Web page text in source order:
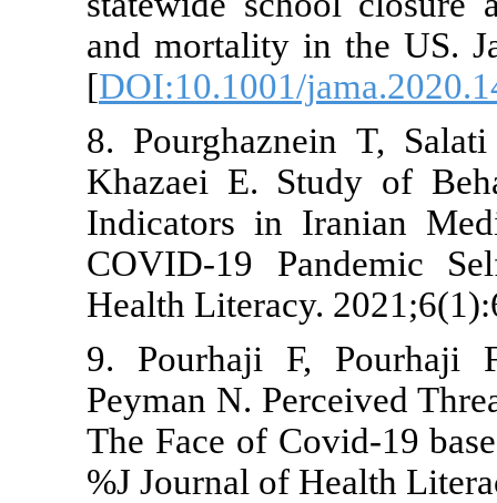
and
[
8.
Khazaei E.
Indicators
COVID-19
Health
9. Pourhaji
Peyman N.
The Face of
%J Journal